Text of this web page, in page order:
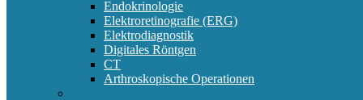
Endokrinologie
Elektroretinografie (ERG)
Elektrodiagnostik
Digitales Röntgen
CT
Arthroskopische Operationen